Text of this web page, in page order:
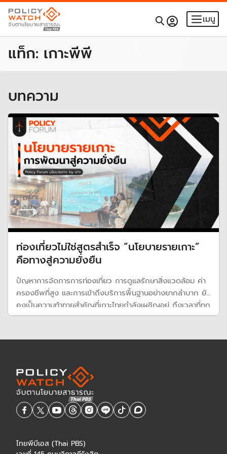
เมนู
แท็ก: เกาะพีพี
บทความ
ท่องเที่ยวไม่ใช่สูตรสำเร็จ “นโยบายรายเกาะ”
คือทางสู่ความยั่งยืน
ปัญหาการจัดการการท่องเที่ยว การดูแลรักษาสิ่งแวดล้อม ค่า
ครองชีพที่สูง และการเข้าถึงบริการพื้นฐานอย่างยากลำบาก ยัง
คงเป็นความท้าทายสำคัญที่เกาะไทยกำลังเผชิญอยู่ ถึงเวลาที่ทุก
ภาคส่วนจะต้องร่วมกันแก้ มองหา “เป้าหมายร่วมกัน” และ
กับบริบทพื้นที่ เพื่อนำพาท
ไทยพีบีเอส (Thai PBS)